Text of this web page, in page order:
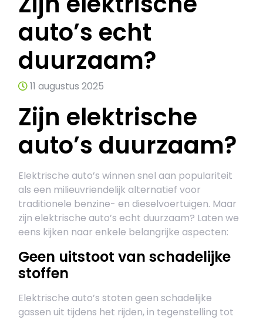
auto’s echt
duurzaam?
11 augustus 2025
Zijn elektrische
auto’s duurzaam?
Elektrische auto’s winnen snel aan populariteit
als een milieuvriendelijk alternatief voor
traditionele benzine- en dieselvoertuigen. Maar
zijn elektrische auto’s echt duurzaam? Laten we
eens kijken naar enkele belangrijke aspecten:
Geen uitstoot van schadelijke
stoffen
Elektrische auto’s stoten geen schadelijke
gassen uit tijdens het rijden, in tegenstelling tot